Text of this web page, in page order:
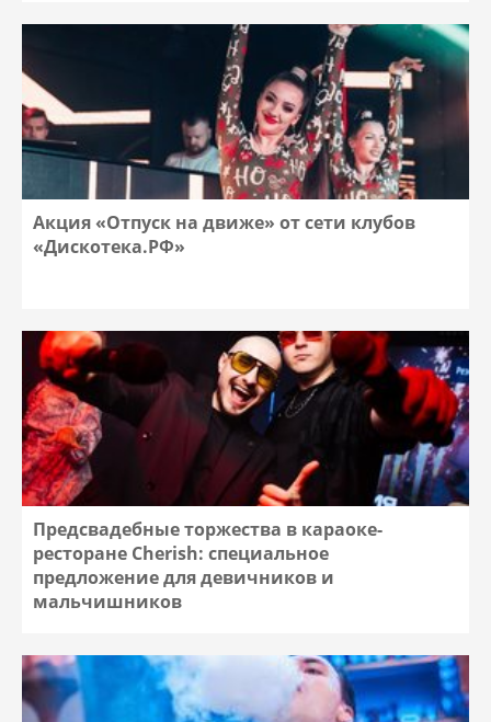
Акция «Отпуск на движе» от сети клубов
«Дискотека.РФ»
Предсвадебные торжества в караоке-
ресторане Cherish: специальное
предложение для девичников и
мальчишников